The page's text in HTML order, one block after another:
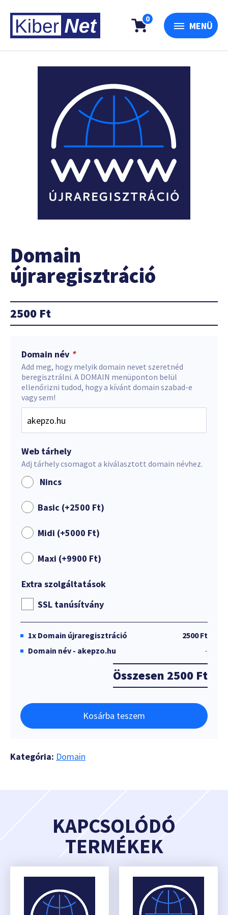
0
MENÜ
Domain
újraregisztráció
2500 Ft
Domain név *
Add meg, hogy melyik domain nevet szeretnéd
beregisztrálni. A DOMAIN menüponton belül
ellenőrizni tudod, hogy a kívánt domain szabad-e
vagy sem!
Web tárhely
Adj tárhely csomagot a kiválasztott domain névhez.
Nincs
Basic (+2500 Ft)
Midi (+5000 Ft)
Maxi (+9900 Ft)
Extra szolgáltatások
SSL tanúsítvány
1x Domain újraregisztráció
2500 Ft
Domain név - akepzo.hu
-
Összesen 2500 Ft
Kosárba teszem
Kategória: Domain
KAPCSOLÓDÓ
TERMÉKEK